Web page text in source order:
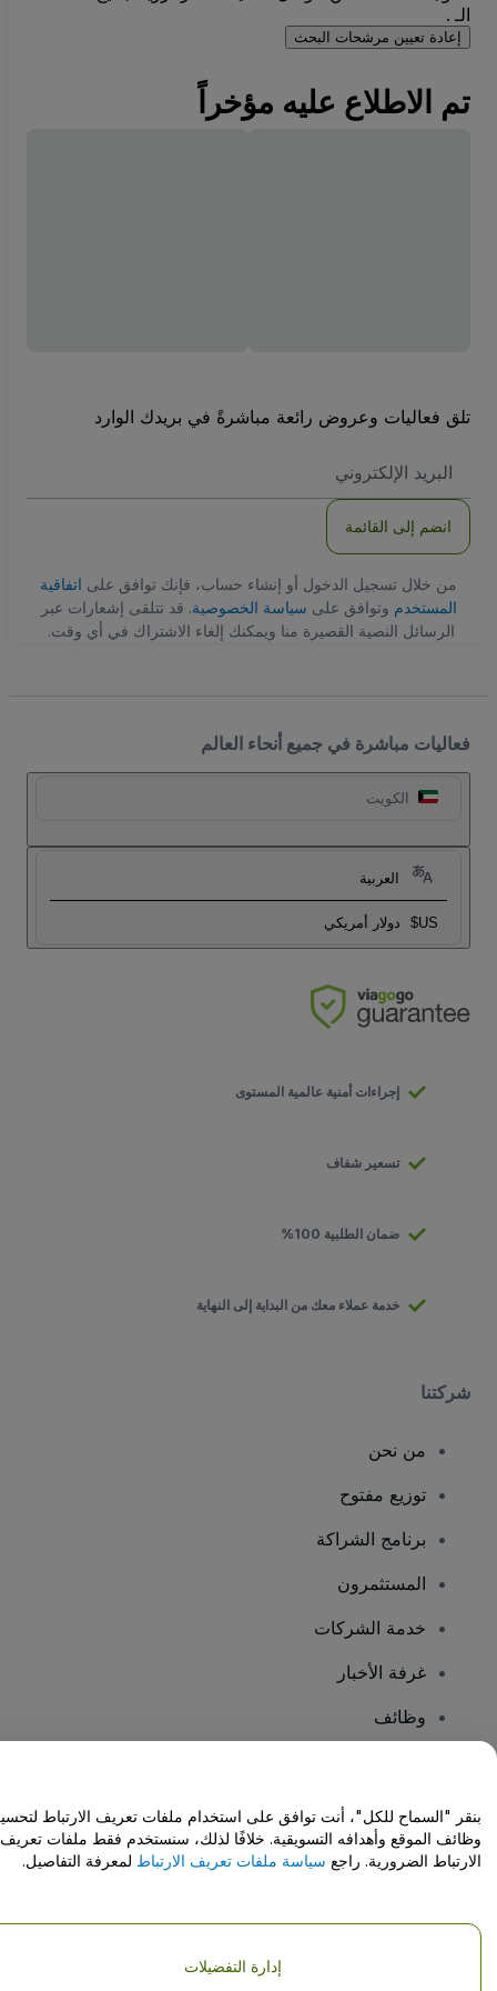
الـ .
إعادة تعيين مرشحات البحث
تم الاطلاع عليه مؤخراً
تلق فعاليات وعروض رائعة مباشرةً في بريدك الوارد
الاكتروني
انضم إلى القائمة
من خلال تسجيل الدخول أو إنشاء حساب، فإنك توافق على اتفاقية
المستخدم وتوافق على سياسة الخصوصية. قد تتلقى إشعارات عبر
الرسائل النصية القصيرة منا ويمكنك إلغاء الاشتراك في أي وقت.
فعاليات مباشرة في جميع أنحاء العالم
الكويت
العربية
US$ دولار أمريكي
إجراءات أمنية عالمية المستوى
تسعير شفاف
ضمان الطلبية 100%
خدمة عملاء معك من البداية إلى النهاية
شركتنا
من نحن
توزيع مفتوح
برنامج الشراكة
المستثمرون
خدمة الشركات
غرفة الأخبار
وظائف
مركز المساعدة / اتصل بنا
حقوق النشر © شركة فياجوجو المحدودة 2026
تفاصيل الشركة
بنقر "السماح للكل"، أنت توافق على استخدام ملفات تعريف الارتباط
وظائف الموقع وأهدافه التسويقية. خلافًا لذلك، سنستخدم فقط ملفات تعريف
الارتباط الضرورية. راجع سياسة ملفات تعريف الارتباط لمعرفة التفاصيل.
إدارة التفضيلات